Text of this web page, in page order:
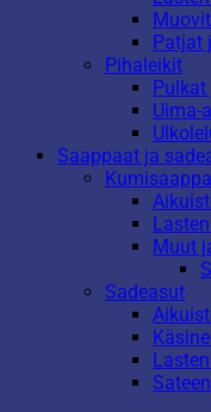
Patjat
Pihaleikit
Uima-
Saappaat ja
Muut
Sadeasut